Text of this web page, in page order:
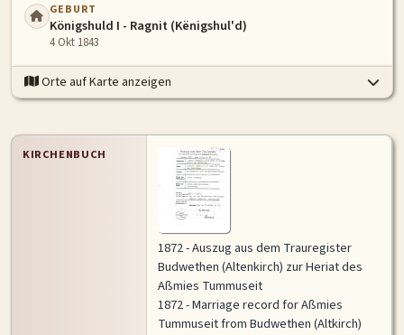
GEBURT
Königshuld I - Ragnit (Kënigshul'd)
4 Okt 1843
Orte auf Karte anzeigen
KIRCHENBUCH
1872 - Auszug aus dem Trauregister
Budwethen (Altenkirch) zur Heriat des
Aßmies Tummuseit
1872 - Marriage record for Aßmies
Tummuseit from Budwethen (Altkirch)